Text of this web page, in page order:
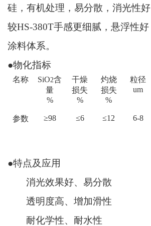
硅，有机处理，易分散，消光性
较HS-380T手感更细腻，悬浮性
涂料体系。
●物化指标
名称 SiO2含
量
%
干燥
损失
%
灼烧
损失
%
粒径
um
参数 ≥98 ≤6 ≤12 6-8
●特点及应用
消光效果好、易分散
透明度高、增加滑性
耐化学性、耐水性